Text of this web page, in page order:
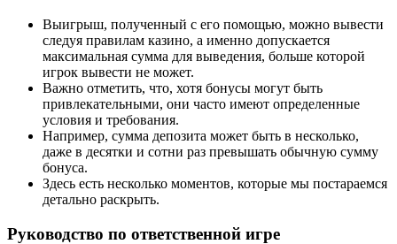
Выигрыш, полученный с его помощью, можно вывести
следуя правилам казино, а именно допускается
максимальная сумма для выведения, больше которой
игрок вывести не может.
Важно отметить, что, хотя бонусы могут быть
привлекательными, они часто имеют определенные
условия и требования.
Например, сумма депозита может быть в несколько,
даже в десятки и сотни раз превышать обычную сумму
бонуса.
Здесь есть несколько моментов, которые мы постараемся
детально раскрыть.
Руководство по ответственной игре